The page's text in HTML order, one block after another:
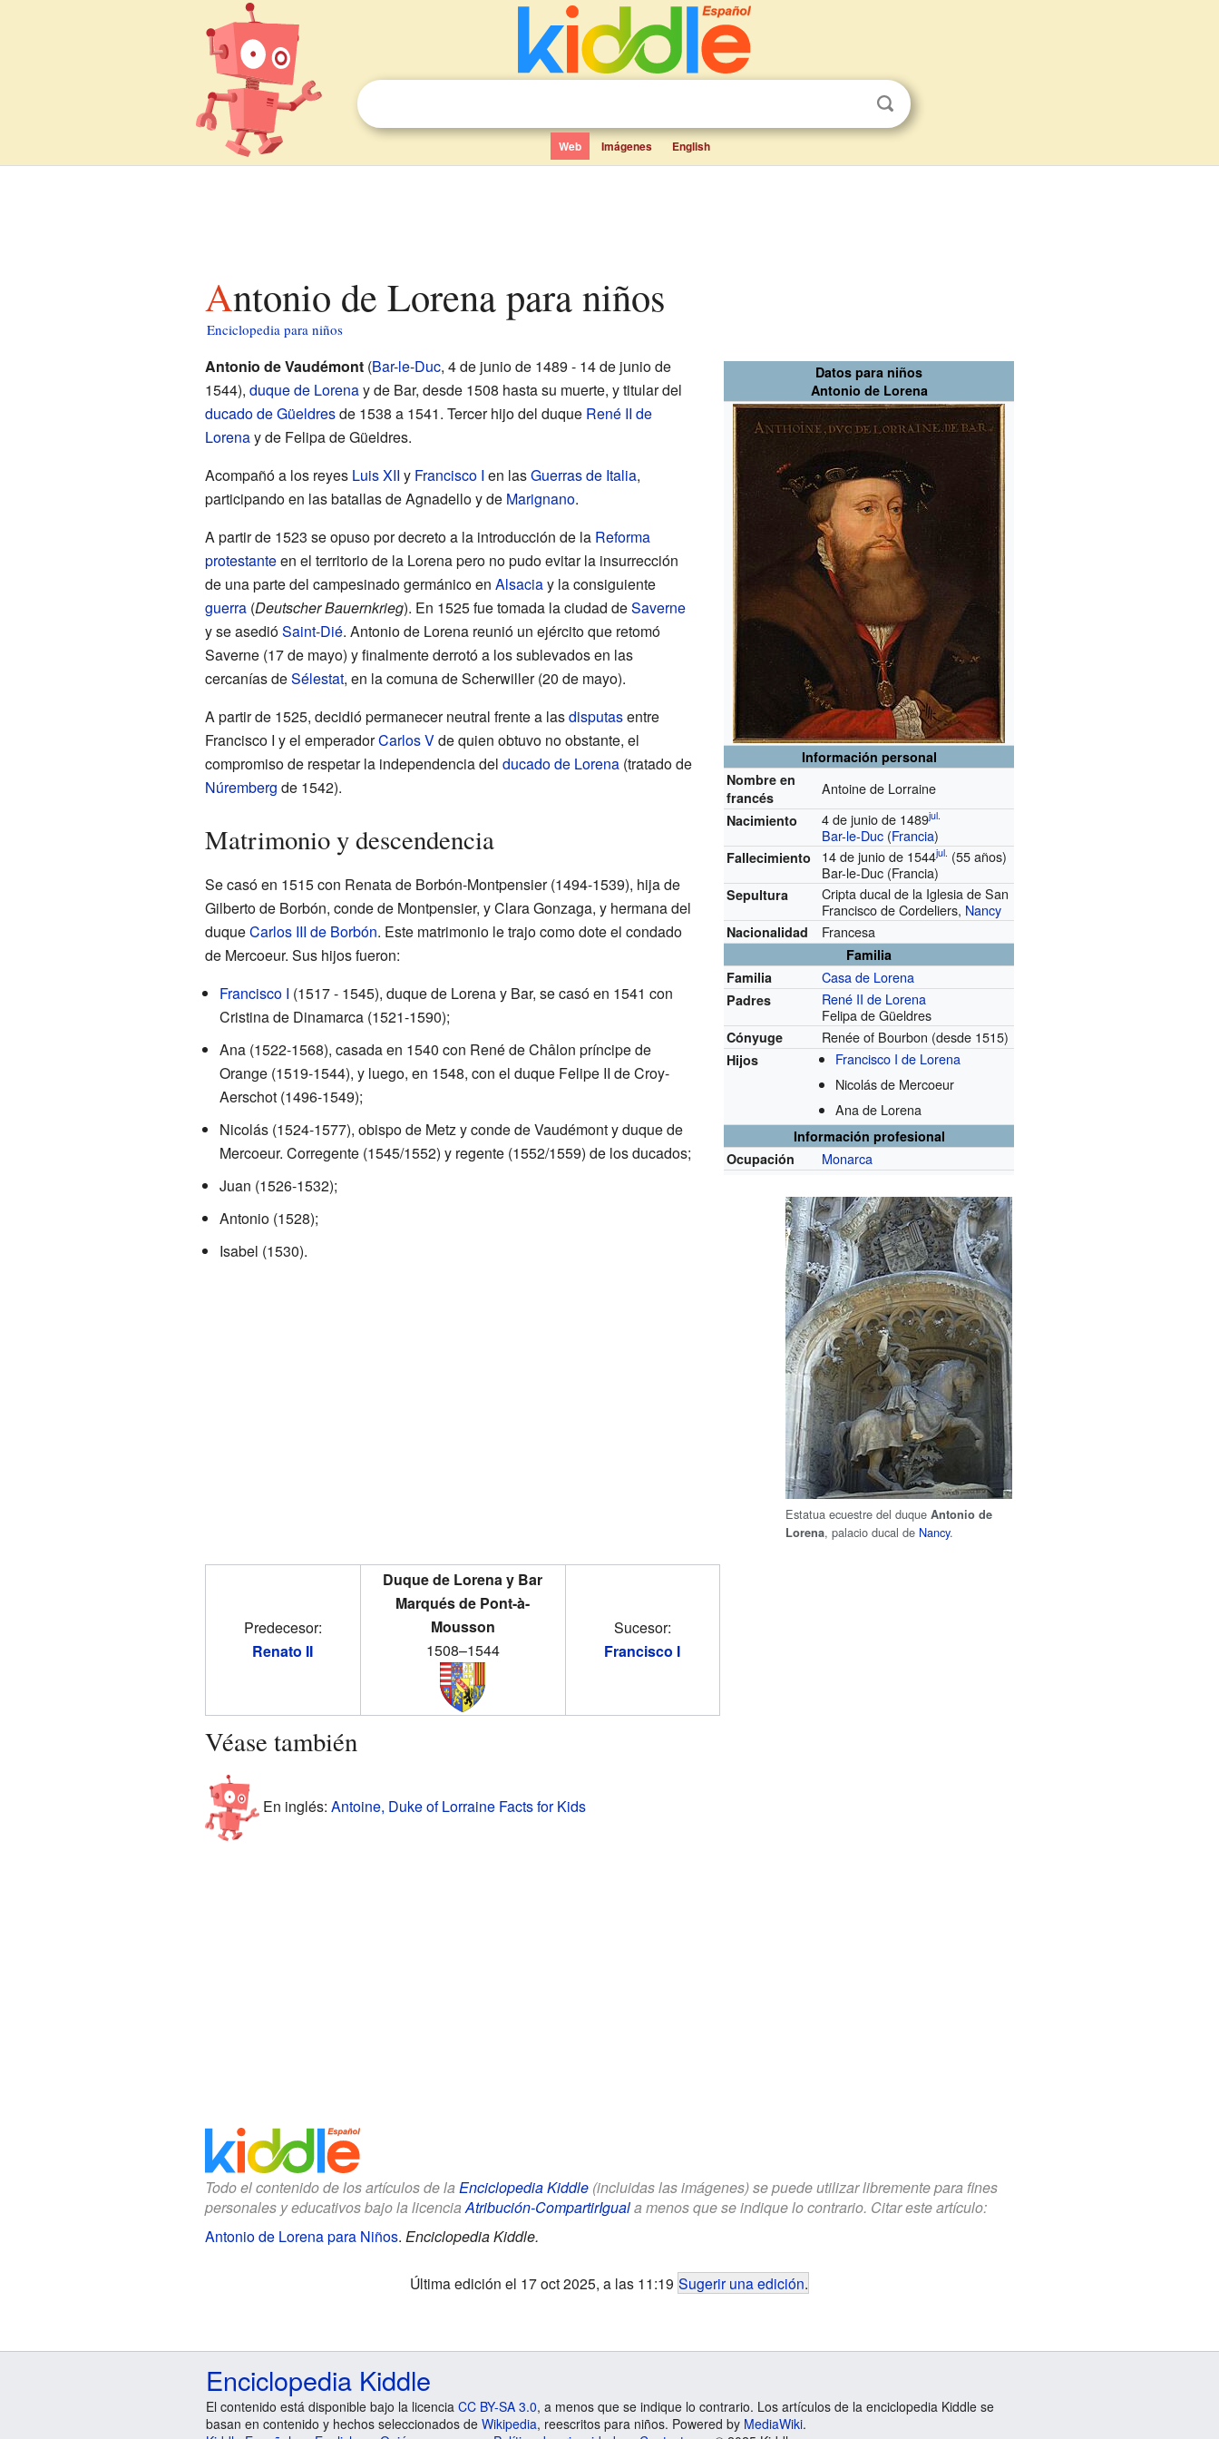
Web Imágenes English
Antonio de Lorena para niños
Enciclopedia para niños
Datos para niños
Antonio de Lorena
Información personal
Nombre en
francés
Antoine de Lorraine
Nacimiento 4 de junio de 1489jul.
Bar-le-Duc (Francia)
Fallecimiento 14 de junio de 1544jul. (55 años)
Bar-le-Duc (Francia)
Sepultura
Cripta ducal de la Iglesia de San
Francisco de Cordeliers, Nancy
Nacionalidad Francesa
Familia
Familia
Casa de Lorena
Padres
René II de Lorena
Felipa de Güeldres
Cónyuge Renée of Bourbon (desde 1515)
Hijos
Francisco I de Lorena
Nicolás de Mercoeur
Ana de Lorena
Información profesional
Ocupación
Monarca
Estatua ecuestre del duqueAntonio de
Lorena, palacio ducal de Nancy.
Antonio de Vaudémont(Bar-le-Duc, 4 de junio de 1489 - 14 de junio de
1544), duque de Lorenay de Bar, desde 1508 hasta su muerte, y titular del
ducado de Güeldresde 1538 a 1541. Tercer hijo del duque René II de
Lorenay de Felipa de Güeldres.
Acompañó a los reyes Luis XII y Francisco I en lasGuerras de Italia,
participando en las batallas de Agnadello y de Marignano.
A partir de 1523 se opuso por decreto a la introducción de la Reforma
protestanteen el territorio de la Lorena pero no pudo evitar la insurrección
de una parte del campesinado germánico en Alsaciay la consiguiente
guerra(Deutscher Bauernkrieg). En 1525 fue tomada la ciudad deSaverne
y se asedióSaint-Dié. Antonio de Lorena reunió un ejército que retomó
Saverne (17 de mayo) y finalmente derrotó a los sublevados en las
cercanías deSélestat, en la comuna de Scherwiller (20 de mayo).
A partir de 1525, decidió permanecer neutral frente a lasdisputasentre
Francisco I y el emperadorCarlos Vde quien obtuvo no obstante, el
compromiso de respetar la independencia del ducado de Lorena(tratado de
Núremberg de 1542).
Matrimonio y descendencia
Se casó en 1515 con Renata de Borbón-Montpensier (1494-1539), hija de
Gilberto de Borbón, conde de Montpensier, y Clara Gonzaga, y hermana del
duqueCarlos III de Borbón. Este matrimonio le trajo como dote el condado
de Mercoeur. Sus hijos fueron:
Francisco I (1517 - 1545), duque de Lorena y Bar, se casó en 1541 con
Cristina de Dinamarca (1521-1590);
Ana (1522-1568), casada en 1540 con René de Châlon príncipe de
Orange (1519-1544), y luego, en 1548, con el duque Felipe II de Croy-
Aerschot (1496-1549);
Nicolás (1524-1577), obispo de Metz y conde de Vaudémont y duque de
Mercoeur. Corregente (1545/1552) y regente (1552/1559) de los ducados;
Juan (1526-1532);
Antonio (1528);
Isabel (1530).
Predecesor:
Renato II
Duque de Lorena y Bar
Marqués de Pont-à-
Mousson
1508–1544
Sucesor:
Francisco I
Véase también
En inglés: Antoine, Duke of Lorraine Facts for Kids
Todo el contenido de los artículos de la Enciclopedia Kiddle(incluidas las imágenes) se puede utilizar libremente para fines
personales y educativos bajo la licenciaAtribución-CompartirIguala menos que se indique lo contrario. Citar este artículo:
Antonio de Lorena para Niños. Enciclopedia Kiddle.
Última edición el 17 oct 2025, a las 11:19 Sugerir una edición.
Enciclopedia Kiddle
El contenido está disponible bajo la licencia CC BY-SA 3.0, a menos que se indique lo contrario. Los artículos de la enciclopedia Kiddle se
basan en contenido y hechos seleccionados de Wikipedia, reescritos para niños. Powered by MediaWiki.